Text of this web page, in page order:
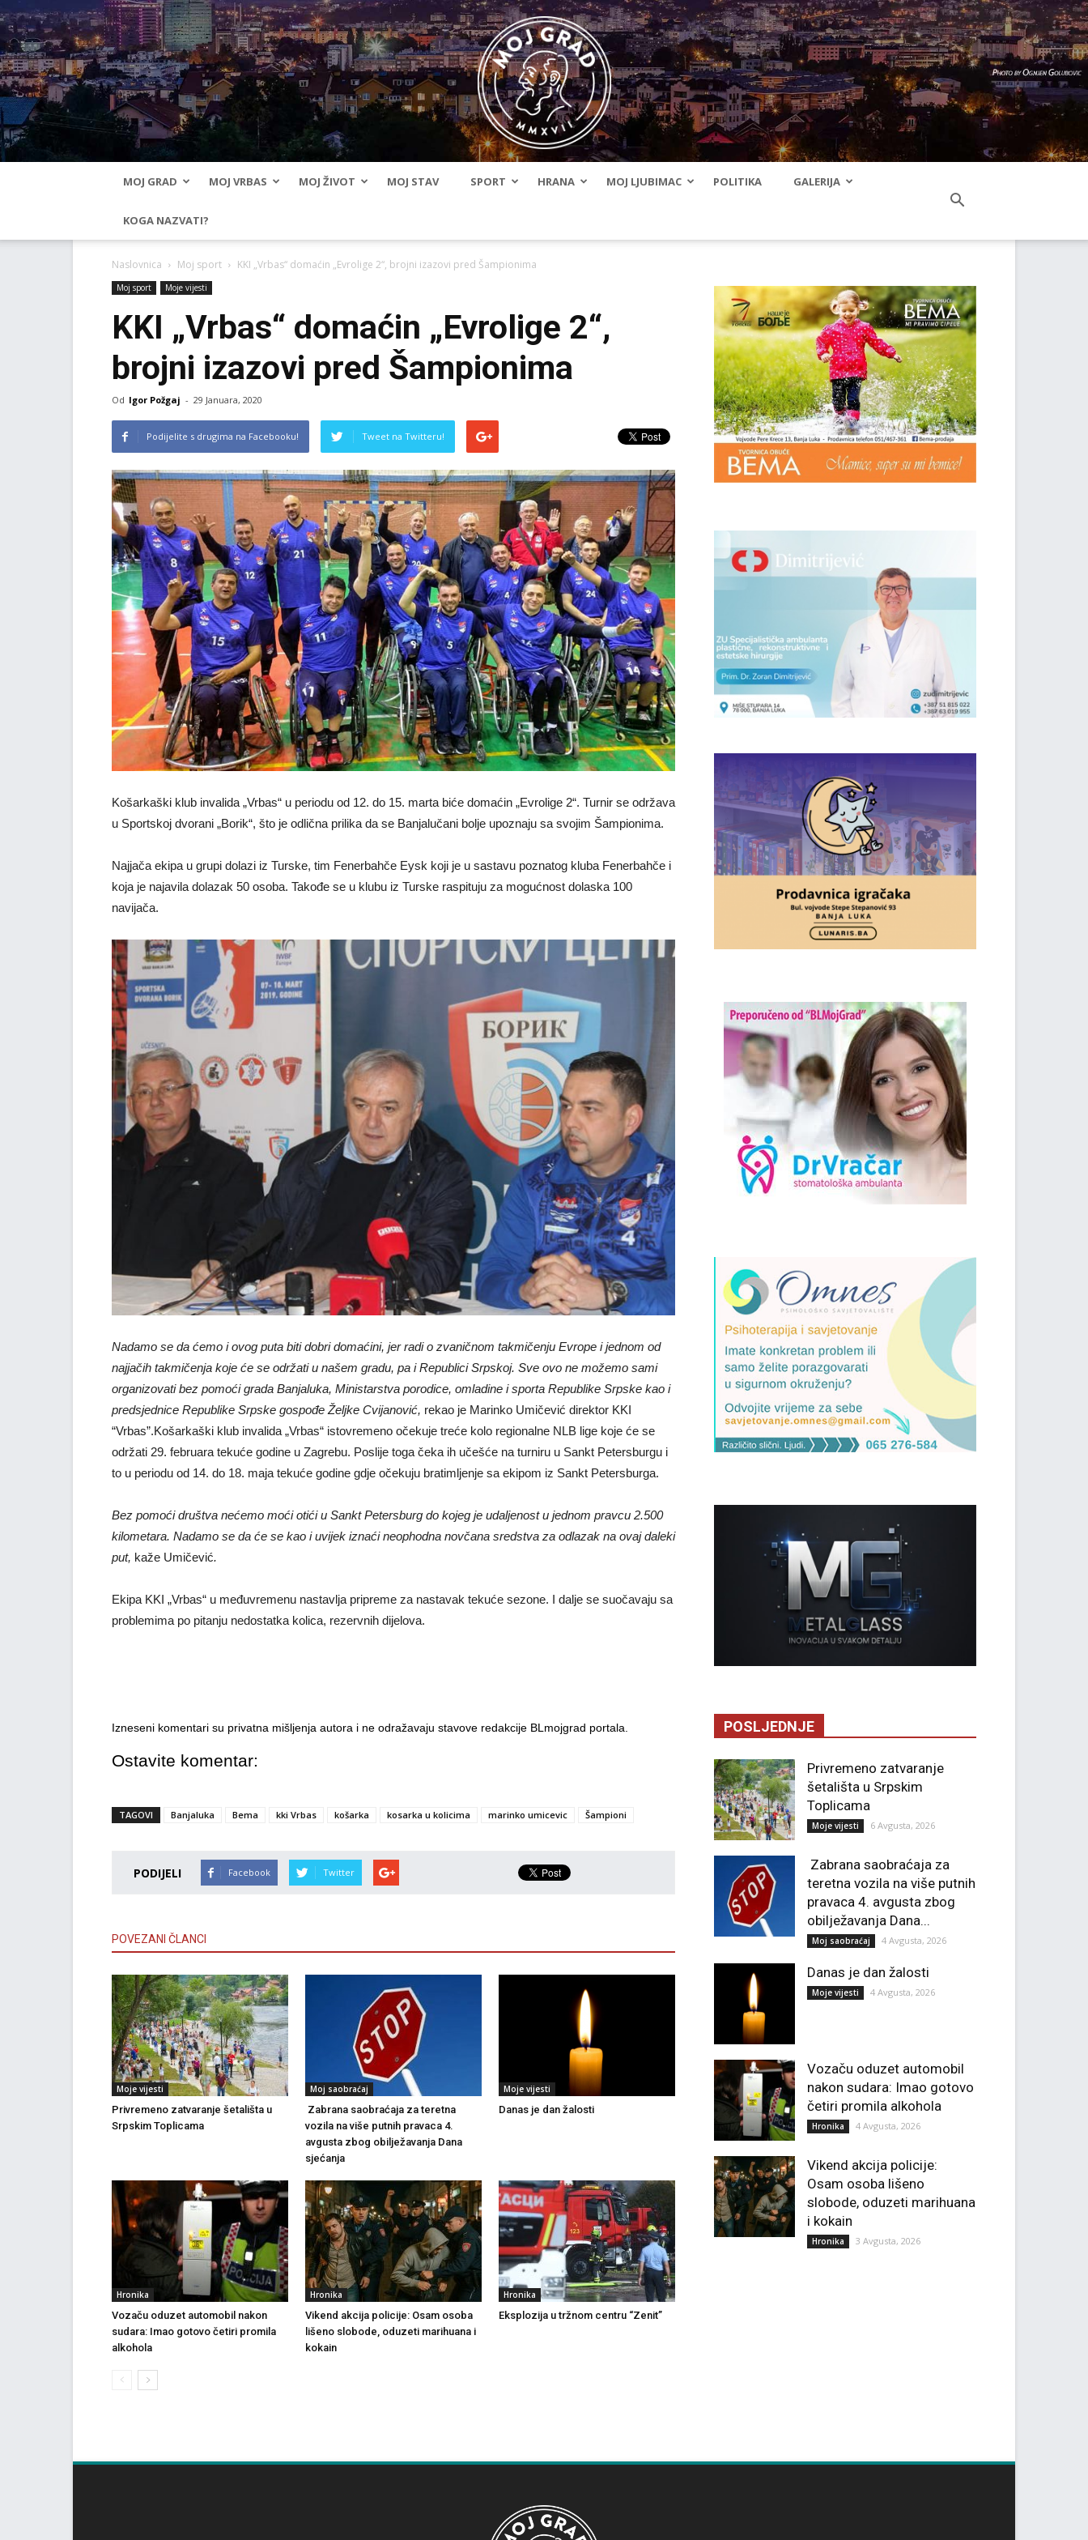
MOJ GRAD MOJ VRBAS MOJ ŽIVOT MOJ STAV SPORT HRANA MOJ LJUBIMAC POLITIKA GALERIJA
KOGA NAZVATI?
Naslovnica Moj sport KKI „Vrbas“ domaćin „Evrolige 2“, brojni izazovi pred Šampionima
Moj sport Moje vijesti
KKI „Vrbas“ domaćin „Evrolige 2“,
brojni izazovi pred Šampionima
Od Igor Požgaj - 29 Januara, 2020
Podijelite s drugima na Facebooku! Tweet na Twitteru!
Košarkaški klub invalida „Vrbas“ u periodu od 12. do 15. marta biće domaćin „Evrolige 2“. Turnir se održava
u Sportskoj dvorani „Borik“, što je odlična prilika da se Banjalučani bolje upoznaju sa svojim Šampionima.
Najjača ekipa u grupi dolazi iz Turske, tim Fenerbahče Eysk koji je u sastavu poznatog kluba Fenerbahče i
koja je najavila dolazak 50 osoba. Takođe se u klubu iz Turske raspituju za mogućnost dolaska 100
navijača.
Nadamo se da ćemo i ovog puta biti dobri domaćini, jer radi o zvaničnom takmičenju Evrope i jednom od
najjačih takmičenja koje će se održati u našem gradu, pa i Republici Srpskoj. Sve ovo ne možemo sami
organizovati bez pomoći grada Banjaluka, Ministarstva porodice, omladine i sporta Republike Srpske kao i
predsjednice Republike Srpske gospođe Željke Cvijanović, rekao je Marinko Umičević direktor KKI
“Vrbas”.Košarkaški klub invalida „Vrbas“ istovremeno očekuje treće kolo regionalne NLB lige koje će se
održati 29. februara tekuće godine u Zagrebu. Poslije toga čeka ih učešće na turniru u Sankt Petersburgu i
to u periodu od 14. do 18. maja tekuće godine gdje očekuju bratimljenje sa ekipom iz Sankt Petersburga.
Bez pomoći društva nećemo moći otići u Sankt Petersburg do kojeg je udaljenost u jednom pravcu 2.500
kilometara. Nadamo se da će se kao i uvijek iznaći neophodna novčana sredstva za odlazak na ovaj daleki
put, kaže Umičević.
Ekipa KKI „Vrbas“ u međuvremenu nastavlja pripreme za nastavak tekuće sezone. I dalje se suočavaju sa
problemima po pitanju nedostatka kolica, rezervnih dijelova.
Izneseni komentari su privatna mišljenja autora i ne odražavaju stavove redakcije BLmojgrad portala.
Ostavite komentar:
TAGOVI Banjaluka Bema kki Vrbas košarka kosarka u kolicima marinko umicevic Šampioni
PODIJELI Facebook Twitter
POVEZANI ČLANCI
Moje vijesti
Privremeno zatvaranje šetališta u
Srpskim Toplicama
Moj saobraćaj
Zabrana saobraćaja za teretna
vozila na više putnih pravaca 4.
avgusta zbog obilježavanja Dana
sjećanja
Moje vijesti
Danas je dan žalosti
Hronika
Vozaču oduzet automobil nakon
sudara: Imao gotovo četiri promila
alkohola
Hronika
Vikend akcija policije: Osam osoba
lišeno slobode, oduzeti marihuana i
kokain
Hronika
Eksplozija u tržnom centru “Zenit”
POSLJEDNJE
Privremeno zatvaranje
šetališta u Srpskim
Toplicama
Moje vijesti 6 Avgusta, 2026
Zabrana saobraćaja za
teretna vozila na više putnih
pravaca 4. avgusta zbog
obilježavanja Dana...
Moj saobraćaj 4 Avgusta, 2026
Danas je dan žalosti
Moje vijesti 4 Avgusta, 2026
Vozaču oduzet automobil
nakon sudara: Imao gotovo
četiri promila alkohola
Hronika 4 Avgusta, 2026
Vikend akcija policije:
Osam osoba lišeno
slobode, oduzeti marihuana
i kokain
Hronika 3 Avgusta, 2026